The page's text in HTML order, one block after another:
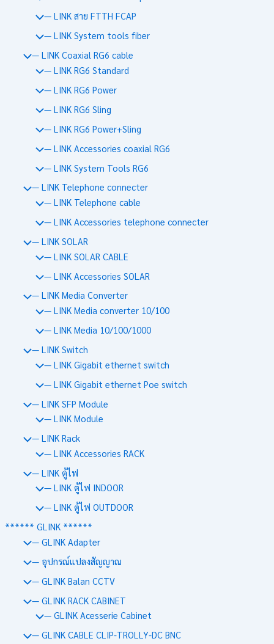
— LINK สาย FTTH FCAP
— LINK System tools fiber
— LINK Coaxial RG6 cable
— LINK RG6 Standard
— LINK RG6 Power
— LINK RG6 Sling
— LINK RG6 Power+Sling
— LINK Accessories coaxial RG6
— LINK System Tools RG6
— LINK Telephone connecter
— LINK Telephone cable
— LINK Accessories telephone connecter
— LINK SOLAR
— LINK SOLAR CABLE
— LINK Accessories SOLAR
— LINK Media Converter
— LINK Media converter 10/100
— LINK Media 10/100/1000
— LINK Switch
— LINK Gigabit ethernet switch
— LINK Gigabit ethernet Poe switch
— LINK SFP Module
— LINK Module
— LINK Rack
— LINK Accessories RACK
— LINK ตู้ไฟ
— LINK ตู้ไฟ INDOOR
— LINK ตู้ไฟ OUTDOOR
****** GLINK ******
— GLINK Adapter
— อุปกรณ์แปลงสัญญาณ
— GLINK Balan CCTV
— GLINK RACK CABINET
— GLINK Acesserie Cabinet
— GLINK CABLE CLIP-TROLLY-DC BNC